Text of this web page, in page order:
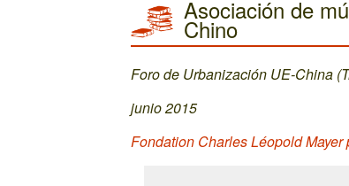
Asociación de
Chino
Foro de Urbanización UE-China
junio 2015
Fondation Charles Léopold Mayer